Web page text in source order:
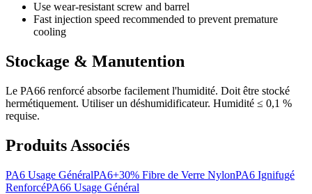
Use wear-resistant screw and barrel
Fast injection speed recommended to prevent premature
cooling
Stockage & Manutention
Le PA66 renforcé absorbe facilement l'humidité. Doit être stocké
hermétiquement. Utiliser un déshumidificateur. Humidité ≤ 0,1 %
requise.
Produits Associés
PA6 Usage GénéralPA6+30% Fibre de Verre NylonPA6 Ignifugé
RenforcéPA66 Usage Général